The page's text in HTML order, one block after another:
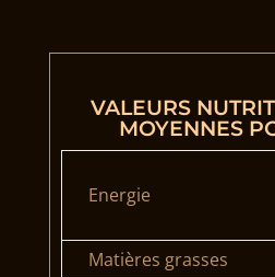
VALEURS
MOYENNES
Energie
Matières grasses